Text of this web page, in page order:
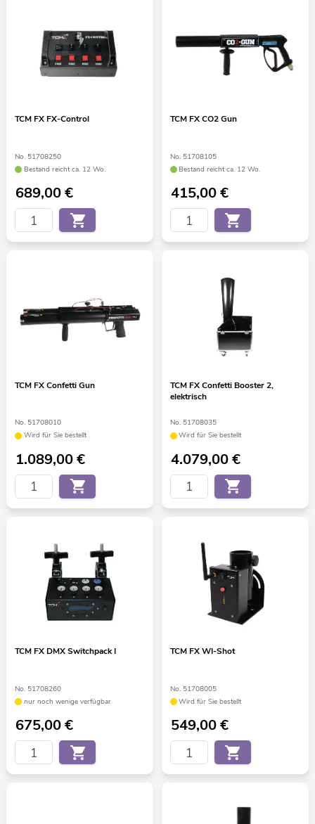
TCM FX FX-Control
No. 51708250
Bestand reicht ca. 12 Wo.
689,00€
TCM FX CO2 Gun
No. 51708105
Bestand reicht ca. 12 Wo.
415,00€
TCM FX Confetti Gun
No. 51708010
Wird für Sie bestellt
1.089,00€
TCM FX Confetti Booster 2,
elektrisch
No. 51708035
Wird für Sie bestellt
4.079,00€
TCM FX DMX Switchpack I
No. 51708260
nur noch wenige verfügbar
675,00€
TCM FX WI-Shot
No. 51708005
Wird für Sie bestellt
549,00€